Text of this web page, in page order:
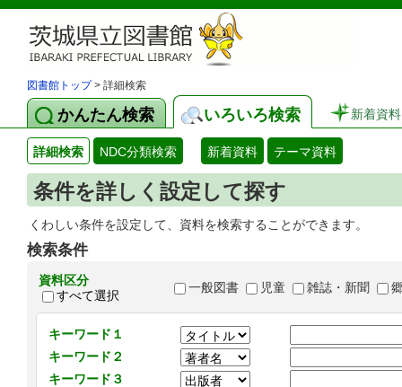
図書館トップ> 詳細検索
かんたん検索 いろいろ検索 新着資料
詳細検索 NDC分類検索 新着資料 テーマ資料
条件を詳しく設定して探す
くわしい条件を設定して、資料を検索することができます。
検索条件
資料区分
すべて選択
一般図書 児童 雑誌・新聞
キーワード１
キーワード２
キーワード３